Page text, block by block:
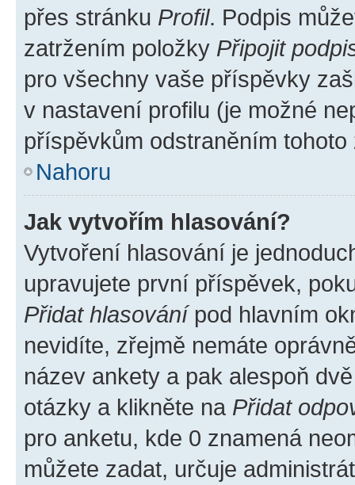
přes stránku Profil. Podpis
zatržením položky Připojit
pro všechny vaše příspěvky
v nastavení profilu (je možné
příspěvkům odstraněním
Nahoru
Jak vytvořím hlasování?
Vytvoření hlasování je
upravujete první příspěvek,
Přidat hlasovánípod hlavním
nevidíte, zřejmě nemáte
název ankety a pak alespoň
otázky a klikněte na Přidat
pro anketu, kde 0 znamená
můžete zadat, určuje